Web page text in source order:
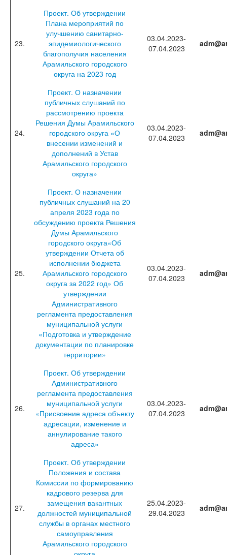
23.
Проект. Об утверждении
Плана мероприятий по
улучшению санитарно-
эпидемиологического
благополучия населения
Арамильского городского
округа на 2023 год
03.04.2023-
07.04.2023
24.
Проект. О назначении
публичных слушаний по
рассмотрению проекта
Решения Думы Арамильского
городского округа «О
внесении изменений и
дополнений в Устав
Арамильского городского
округа»
03.04.2023-
07.04.2023
25.
Проект. О назначении
публичных слушаний на 20
апреля 2023 года по
обсуждению проекта Решения
Думы Арамильского
городского округа«Об
утверждении Отчета об
исполнении бюджета
Арамильского городского
округа за 2022 год» Об
утверждении
Административного
регламента предоставления
муниципальной услуги
«Подготовка и утверждение
документации по планировке
территории»
03.04.2023-
07.04.2023
26.
Проект. Об утверждении
Административного
регламента предоставления
муниципальной услуги
«Присвоение адреса объекту
адресации, изменение и
аннулирование такого
адреса»
03.04.2023-
07.04.2023
27.
Проект. Об утверждении
Положения и состава
Комиссии по формированию
кадрового резерва для
замещения вакантных
должностей муниципальной
службы в органах местного
самоуправления
Арамильского городского
25.04.2023-
29.04.2023